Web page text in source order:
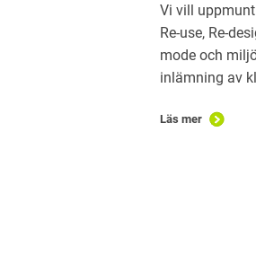
Vi vill
Re-use, Re-
mode och
inlämning av
Läs mer